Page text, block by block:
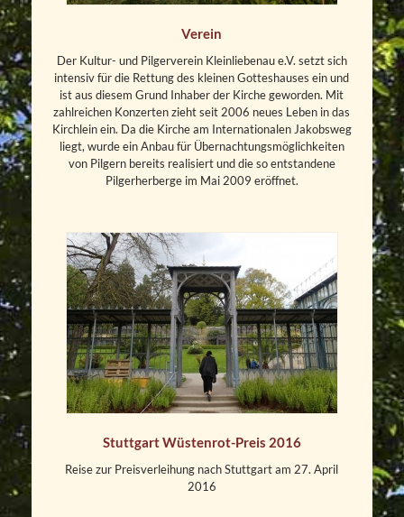
Verein
Der Kultur- und Pilgerverein Kleinliebenau e.V. setzt sich
intensiv für die Rettung des kleinen Gotteshauses ein und
ist aus diesem Grund Inhaber der Kirche geworden. Mit
zahlreichen Konzerten zieht seit 2006 neues Leben in das
Kirchlein ein. Da die Kirche am Internationalen Jakobsweg
liegt, wurde ein Anbau für Übernachtungsmöglichkeiten
von Pilgern bereits realisiert und die so entstandene
Pilgerherberge im Mai 2009 eröffnet.
Stuttgart Wüstenrot-Preis 2016
Reise zur Preisverleihung nach Stuttgart am 27. April
2016